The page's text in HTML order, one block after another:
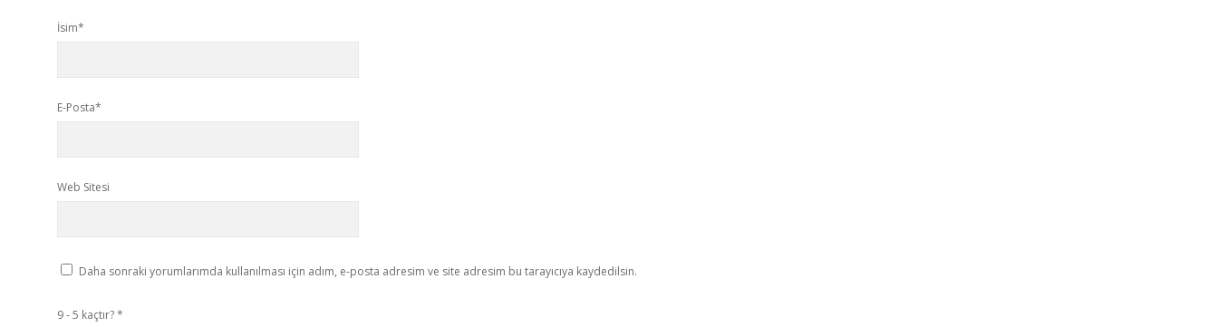
İsim*
E-Posta*
Web Sitesi
Daha sonraki yorumlarımda kullanılması için adım, e-posta adresim ve site adresim bu tarayıcıya kaydedilsin.
9 - 5 kaçtır?*